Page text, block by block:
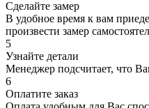
Сделайте замер
В удобное время к вам
произвести замер
5
Узнайте детали
Менеджер подсчитает, что
6
Оплатите заказ